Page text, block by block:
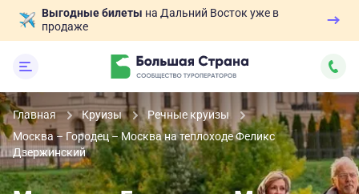
Выгодные билеты на Дальний Восток уже в
продаже
Главная Круизы
Речные круизы
Москва – Городец – Москва на теплоходе Феликс
Дзержинский